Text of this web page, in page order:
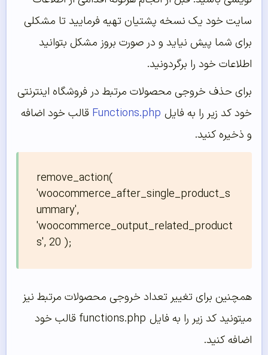
سایت خود یک نسخه پشتیان تهیه فرمایید تا مشکلی
برای شما پیش نیاید و در صورت بروز مشکل بتوانید
اطلاعات خود را برگردونید.
برای حذف خروجی محصولات مرتبط در فروشگاه اینترنتی
خود کد زیر را به فایل
Functions.php قالب خود اضافه
و ذخیره کنید.
remove_action(
'woocommerce_after_single_product_s
ummary',
'woocommerce_output_related_product
s', 20 );
همچنین برای تغییر تعداد خروجی محصولات مرتبط نیز
میتونید کد زیر را به فایل functions.php قالب خود
اضافه کنید.